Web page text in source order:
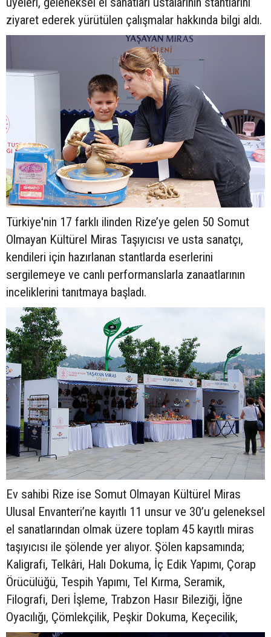
ziyaret ederek yürütülen çalışmalar hakkında bilgi aldı.
Türkiye'nin 17 farklı ilinden Rize’ye gelen 50 Somut
Olmayan Kültürel Miras Taşıyıcısı ve usta sanatçı,
kendileri için hazırlanan stantlarda eserlerini
sergilemeye ve canlı performanslarla zanaatlarının
inceliklerini tanıtmaya başladı.
Ev sahibi Rize ise Somut Olmayan Kültürel Miras
Ulusal Envanteri’ne kayıtlı 11 unsur ve 30’u geleneksel
el sanatlarından olmak üzere toplam 45 kayıtlı miras
taşıyıcısı ile şölende yer alıyor. Şölen kapsamında;
Kaligrafi, Telkâri, Halı Dokuma, İç Edik Yapımı, Çorap
Örücülüğü, Tespih Yapımı, Tel Kırma, Seramik,
Filografi, Deri İşleme, Trabzon Hasır Bileziği, İğne
Oyacılığı, Çömlekçilik, Peşkir Dokuma, Keçecilik,